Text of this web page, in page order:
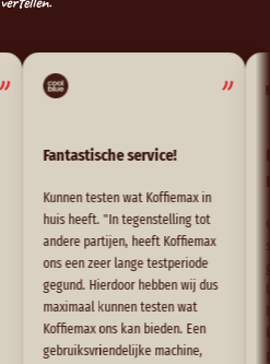
Fantastische service!
Kunnen testen wat Koffiemax in
huis heeft. "In tegenstelling tot
andere partijen, heeft Koffiemax
ons een zeer lange testperiode
gegund. Hierdoor hebben wij dus
maximaal kunnen testen wat
Koffiemax ons kan bieden. Een
gebruiksvriendelijke machine,
Het